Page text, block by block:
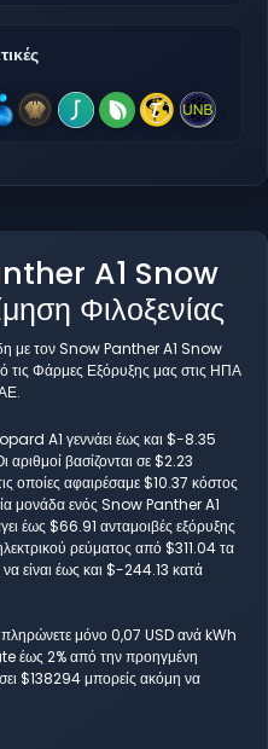
A1 Snow
Φιλοξενίας
με τον Snow Panther A1 Snow
Φάρμες Εξόρυξης μας στις ΗΠΑ
A1 γεννάει έως και $-8.35
αριθμοί βασίζονται σε $2.23
οποίες αφαιρέσαμε $10.37 κόστος
μονάδα ενός Snow Panther A1
έως $66.91 ανταμοιβές εξόρυξης
ρεύματος από $311.04 τα
είναι έως και $-244.13 κατά
πληρώνετε μόνο 0,07 USD ανά kWh
έως 2% από την προηγμένη
$138294 μπορείς ακόμη να